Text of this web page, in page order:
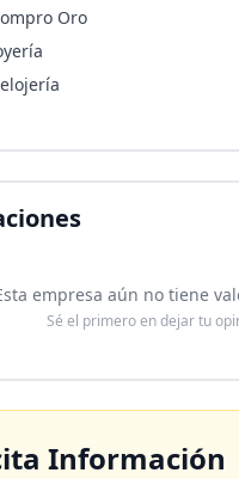
Oro
empresa aún no tiene
Sé el primero en dejar tu
Información